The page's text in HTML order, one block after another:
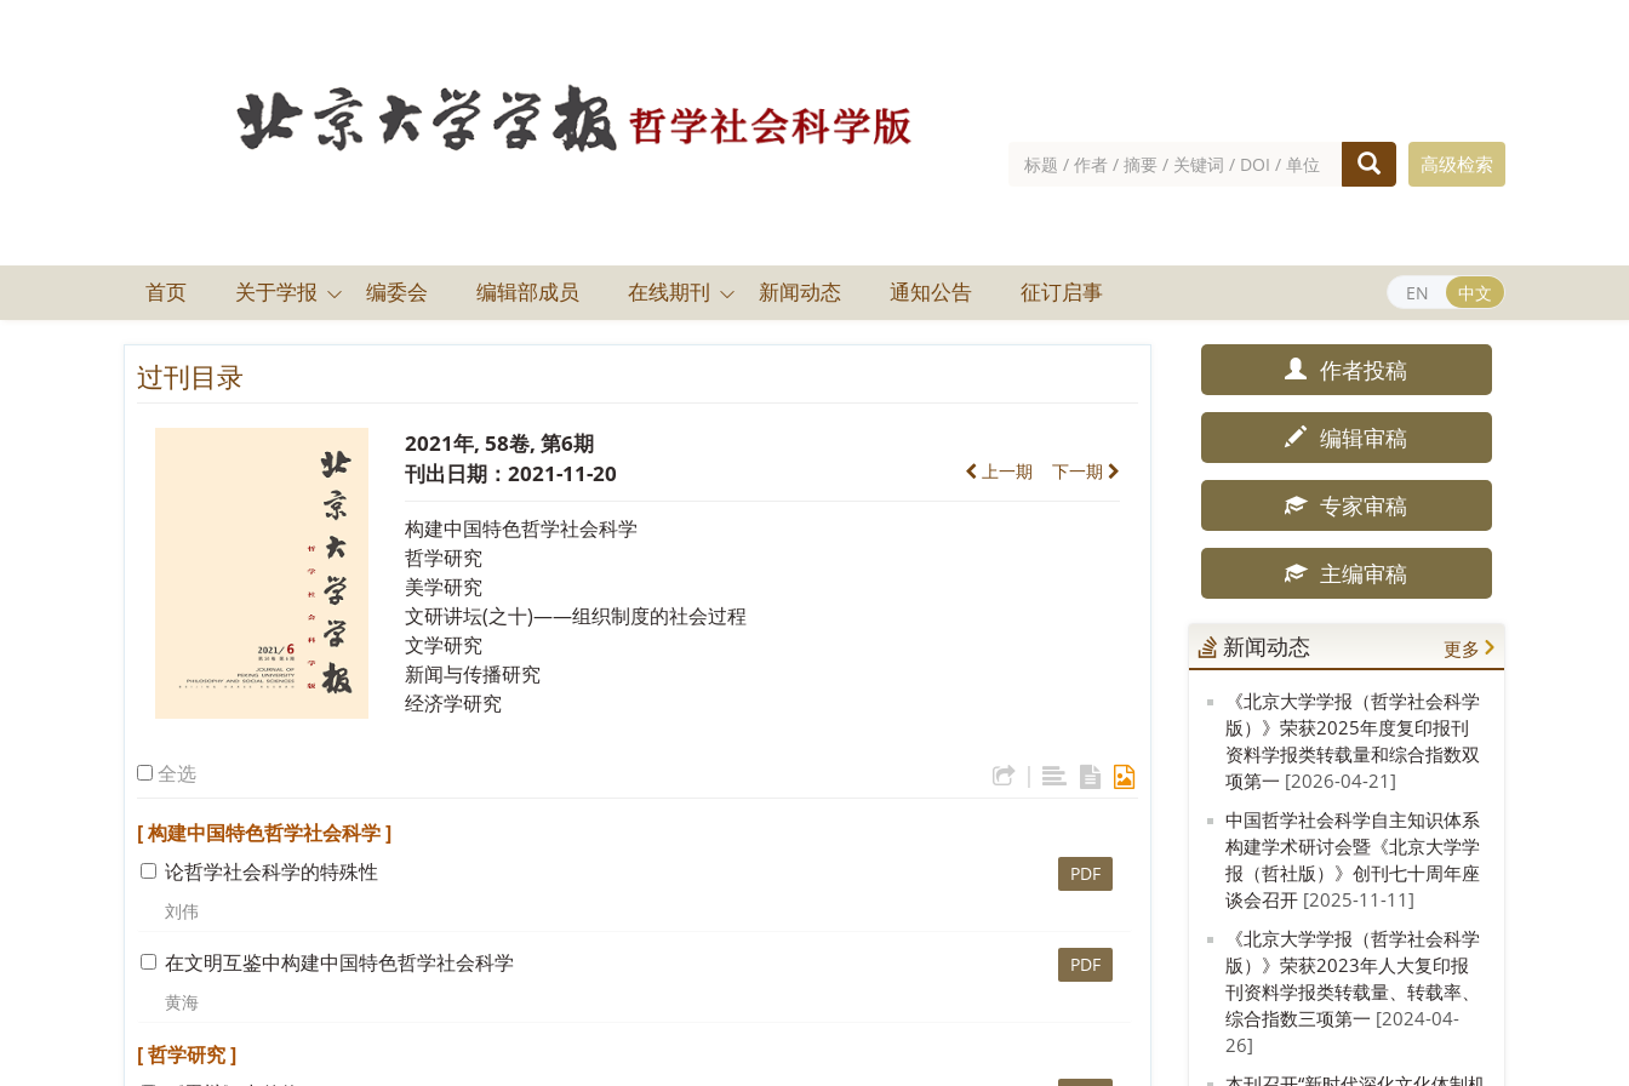
高级检索
首页 关于学报 编委会 编辑部成员 在线期刊 新闻动态 通知公告 征订启事 EN 中文
过刊目录
2021年, 58卷, 第6期
刊出日期：2021-11-20
上一期 下一期
构建中国特色哲学社会科学
哲学研究
美学研究
文研讲坛(之十)——组织制度的社会过程
文学研究
新闻与传播研究
经济学研究
全选 |
[ 构建中国特色哲学社会科学 ]
论哲学社会科学的特殊性
PDF
刘伟
在文明互鉴中构建中国特色哲学社会科学
PDF
黄海
[ 哲学研究 ]
作者投稿
编辑审稿
专家审稿
主编审稿
新闻动态 更多
《北京大学学报（哲学社会科学
版）》荣获2025年度复印报刊
资料学报类转载量和综合指数双
项第一 [2026-04-21]
中国哲学社会科学自主知识体系
构建学术研讨会暨《北京大学学
报（哲社版）》创刊七十周年座
谈会召开 [2025-11-11]
《北京大学学报（哲学社会科学
版）》荣获2023年人大复印报
刊资料学报类转载量、转载率、
综合指数三项第一 [2024-04-
26]